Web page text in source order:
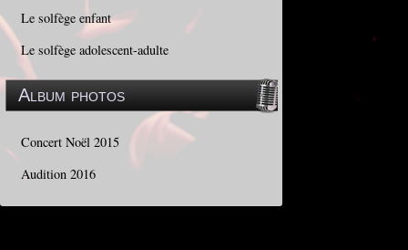
Le solfège enfant
Le solfège adolescent-adulte
Album photos
Concert Noël 2015
Audition 2016